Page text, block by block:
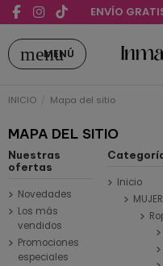
ENVÍO
menu
MENÚ
INICIO Mapa del sitio
MAPA DEL SITIO
Nuestras
ofertas
Novedades
Los más
vendidos
Promociones
especiales
Inicio
MUJER